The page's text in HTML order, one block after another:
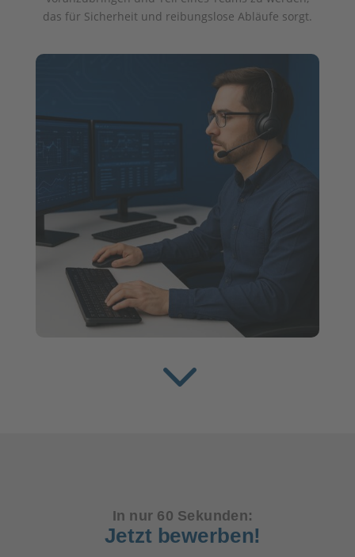
das für Sicherheit und reibungslose Abläufe sorgt.
3
In nur 60 Sekunden:
Jetzt bewerben!